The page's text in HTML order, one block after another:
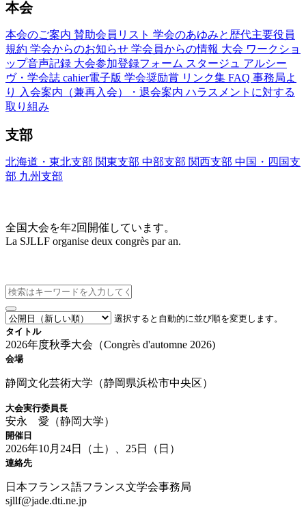
本会
本会のご案内 賛助会員リスト 学会のあゆみと歴代主要役員
規約 学会からのお知らせ 学会員からの情報 大会 ワークショ
ップ音声記録 大会参加登録フォーム スタージュ アルシー
ヴ・学会誌 cahier電子版 学会奨励賞 リンク集 FAQ 事務局よ
り
入会案内（兼再入会）・退会案内 ハラスメントに対する
取り組み
支部
北海道・東北支部 関東支部 中部支部 関西支部 中国・四国支
部 九州支部
全国大会を年2回開催しています。
La SJLLF organise deux congrès par an.
選択すると自動的に並び順を変更します。
タイトル
2026年度秋季大会（Congrès d'automne 2026)
会場
静岡文化芸術大学（静岡県浜松市中央区）
大会実行委員長
安永 愛（静岡大学）
開催日
2026年10月24日（土）、25日（日）
連絡先
日本フランス語フランス文学会事務局
sjllf@jade.dti.ne.jp